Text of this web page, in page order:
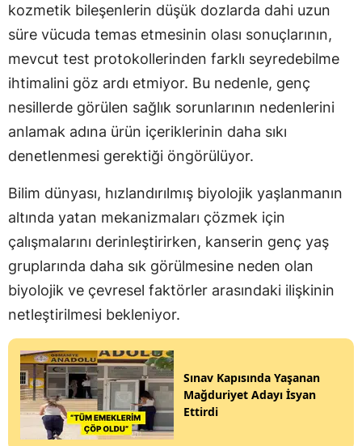
kozmetik bileşenlerin düşük dozlarda dahi uzun
süre vücuda temas etmesinin olası sonuçlarının,
mevcut test protokollerinden farklı seyredebilme
ihtimalini göz ardı etmiyor. Bu nedenle, genç
nesillerde görülen sağlık sorunlarının nedenlerini
anlamak adına ürün içeriklerinin daha sıkı
denetlenmesi gerektiği öngörülüyor.
Bilim dünyası, hızlandırılmış biyolojik yaşlanmanın
altında yatan mekanizmaları çözmek için
çalışmalarını derinleştirirken, kanserin genç yaş
gruplarında daha sık görülmesine neden olan
biyolojik ve çevresel faktörler arasındaki ilişkinin
netleştirilmesi bekleniyor.
Sınav Kapısında Yaşanan
Mağduriyet Adayı İsyan
Ettirdi